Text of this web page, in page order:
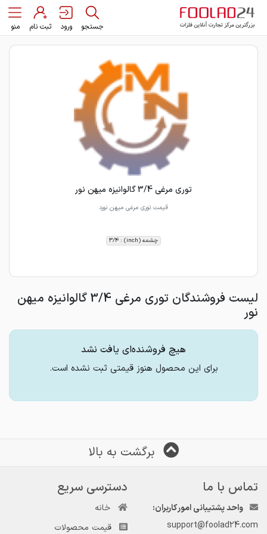
جستجو ورود ثبت نام منو
توری مرغی 3/4 گالوانیزه میهن نور
قیمت توری مرغی میهن نورد
چشمه (inch) : 3/4
لیست فروشندگان توری مرغی 3/4 گالوانیزه میهن
نور
هیچ فروشنده‌ای یافت نشد
برای این محصول هنوز قیمتی ثبت نشده است.
برگشت به بالا
تماس با ما
واحد پشتیبانی امور کاربران:
support@foolad24.com
دسترسی سریع
خانه
قیمت محصولات